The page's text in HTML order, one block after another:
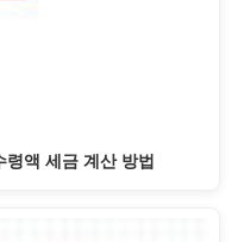
액 세금 계산 방법